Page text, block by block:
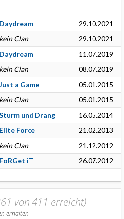
Daydream
29.10.2021
kein Clan
29.10.2021
Daydream
11.07.2019
kein Clan
08.07.2019
Just a Game
05.01.2015
kein Clan
05.01.2015
Sturm und Drang
16.05.2014
Elite Force
21.02.2013
kein Clan
21.12.2012
FoRGet iT 26.07.2012
von 411 erreicht)
erhalten